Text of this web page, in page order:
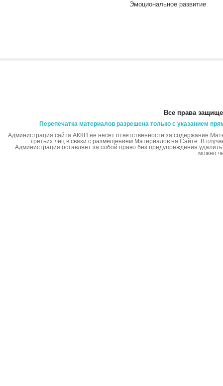
Эмоциональное развитие
Все права
Перепечатка материалов разрешена только с указанием
Администрация сайта АККП не несет ответственности за содержание
третьих лиц в связи с размещением Материалов на Сайте. В
Администрация оставляет за собой право без предупреждения
можно